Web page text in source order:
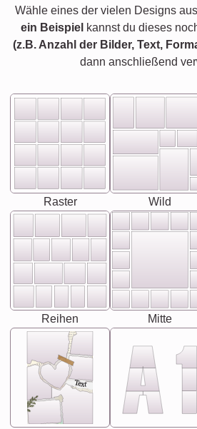
Wähle eines der vielen Designs
ein Beispiel kannst du dieses
(z.B. Anzahl der Bilder, Text,
dann anschließend
Raster Wild
Reihen Mitte
Text